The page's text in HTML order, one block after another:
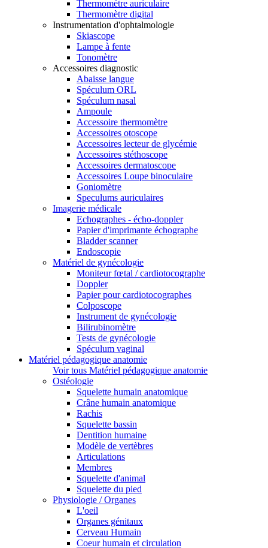
Thermomètre auriculaire
Thermomètre digital
Instrumentation d'ophtalmologie
Skiascope
Lampe à fente
Tonomètre
Accessoires diagnostic
Abaisse langue
Spéculum ORL
Spéculum nasal
Ampoule
Accessoire thermomètre
Accessoires otoscope
Accessoires lecteur de glycémie
Accessoires stéthoscope
Accessoires dermatoscope
Accessoires Loupe binoculaire
Goniomètre
Speculums auriculaires
Imagerie médicale
Echographes - écho-doppler
Papier d'imprimante échographe
Bladder scanner
Endoscopie
Matériel de gynécologie
Moniteur fœtal / cardiotocographe
Doppler
Papier pour cardiotocographes
Colposcope
Instrument de gynécologie
Bilirubinomètre
Tests de gynécologie
Spéculum vaginal
Matériel pédagogique anatomie
Voir tous Matériel pédagogique anatomie
Ostéologie
Squelette humain anatomique
Crâne humain anatomique
Rachis
Squelette bassin
Dentition humaine
Modèle de vertèbres
Articulations
Membres
Squelette d'animal
Squelette du pied
Physiologie / Organes
L'oeil
Organes génitaux
Cerveau Humain
Coeur humain et circulation